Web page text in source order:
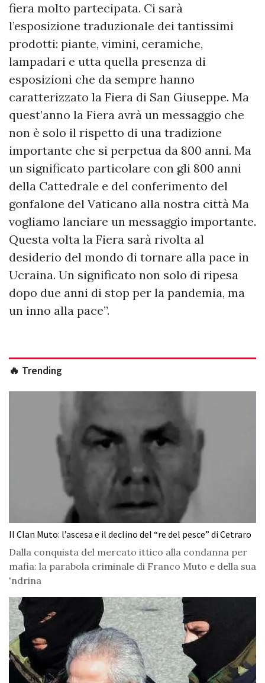
fiera molto partecipata. Ci sarà
l’esposizione traduzionale dei tantissimi
prodotti: piante, vimini, ceramiche,
lampadari e utta quella presenza di
esposizioni che da sempre hanno
caratterizzato la Fiera di San Giuseppe. Ma
quest’anno la Fiera avrà un messaggio che
non è solo il rispetto di una tradizione
importante che si perpetua da 800 anni. Ma
un significato particolare con gli 800 anni
della Cattedrale e del conferimento del
gonfalone del Vaticano alla nostra città Ma
vogliamo lanciare un messaggio importante.
Questa volta la Fiera sarà rivolta al
desiderio del mondo di tornare alla pace in
Ucraina. Un significato non solo di ripesa
dopo due anni di stop per la pandemia, ma
un inno alla pace”.
🔥 Trending
Il Clan Muto: l’ascesa e il declino del “re del pesce” di Cetraro
Dalla conquista del mercato ittico alla condanna per
mafia: la parabola criminale di Franco Muto e della sua
'ndrina